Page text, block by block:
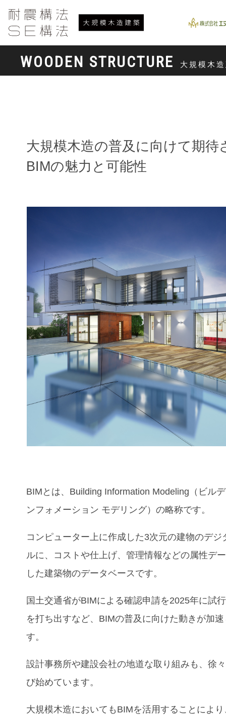
WOODEN STRUCTURE 大規模木
大規模木造の普及に向けて期待
BIMの魅力と可能性
BIMとは、Building Information Modeling（ビル
ンフォメーション モデリング）の略称です。
コンピューター上に作成した3次元の建物のデジ
ルに、コストや仕上げ、管理情報などの属性デ
した建築物のデータベースです。
国土交通省がBIMによる確認申請を2025年に試
を打ち出すなど、BIMの普及に向けた動きが加
す。
設計事務所や建設会社の地道な取り組みも、徐
び始めています。
大規模木造においてもBIMを活用することによ